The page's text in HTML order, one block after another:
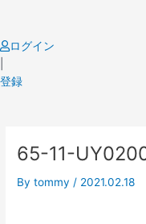
content
ログイン
登録
65-11-
Bytommy / 2021.02.18
navigation